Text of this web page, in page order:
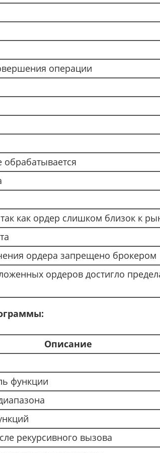
операции
как ордер слишком близок к
ордера запрещено брокером
ордеров достигло
Описание
функции
рекурсивного вызова